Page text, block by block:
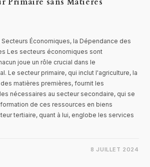
Économiques, la Dépendance des
Les secteurs économiques sont
joue un rôle crucial dans le
Le secteur primaire, qui inclut l'agriculture, la
matières premières, fournit les
nécessaires au secteur secondaire, qui se
de ces ressources en biens
tertiaire, quant à lui, englobe les services
8 JUILLET 2024